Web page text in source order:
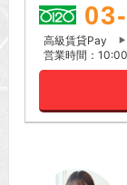
高級賃貸Pay
営業時間：